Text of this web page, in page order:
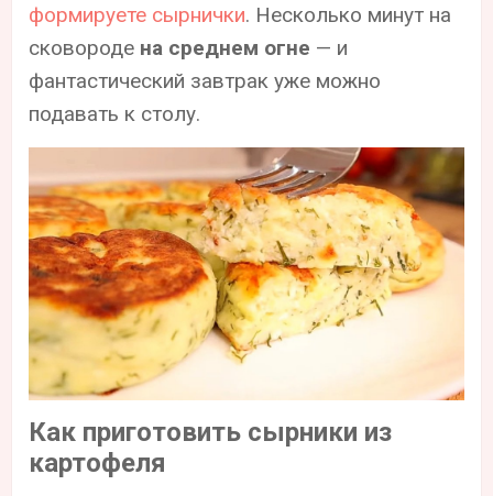
формируете сырнички. Несколько минут на
сковороде на среднем огне — и
фантастический завтрак уже можно
подавать к столу.
Как приготовить сырники из
картофеля